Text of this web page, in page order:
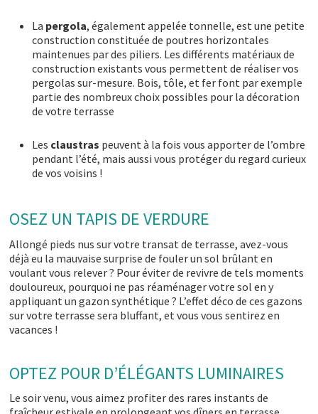
La pergola, également appelée tonnelle, est une petite
construction constituée de poutres horizontales
maintenues par des piliers. Les différents matériaux de
construction existants vous permettent de réaliser vos
pergolas sur-mesure. Bois, tôle, et fer font par exemple
partie des nombreux choix possibles pour la décoration
de votre terrasse
Les claustras peuvent à la fois vous apporter de l’ombre
pendant l’été, mais aussi vous protéger du regard curieux
de vos voisins !
OSEZ UN TAPIS DE VERDURE
Allongé pieds nus sur votre transat de terrasse, avez-vous
déjà eu la mauvaise surprise de fouler un sol brûlant en
voulant vous relever ? Pour éviter de revivre de tels moments
douloureux, pourquoi ne pas réaménager votre sol en y
appliquant un gazon synthétique ? L’effet déco de ces gazons
sur votre terrasse sera bluffant, et vous vous sentirez en
vacances !
OPTEZ POUR D’ÉLÉGANTS LUMINAIRES
Le soir venu, vous aimez profiter des rares instants de